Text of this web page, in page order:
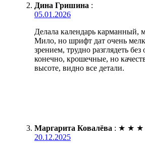
Дина Гришина :
05.01.2026
Делала календарь карманный,
Мило, но шрифт дат очень
зрением, трудно разглядеть
конечно, крошечные, но
высоте, видно все детали.
Маргарита Ковалёва : ★ ★ ★
20.12.2025